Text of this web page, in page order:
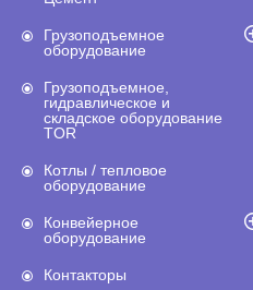
Грузоподъемное
оборудование
Грузоподъемное,
гидравлическое и
складское оборудование
TOR
Котлы / тепловое
оборудование
Конвейерное
оборудование
Контакторы